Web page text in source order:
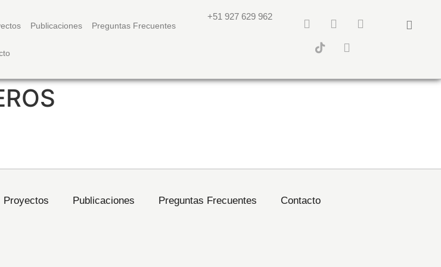
Publicaciones Preguntas Frecuentes
+51 927 629 962
Proyectos Publicaciones Preguntas Frecuentes Contacto